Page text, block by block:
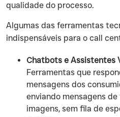
qualidade do processo.
‍Algumas das ferramentas
indispensáveis para o call
Chatbots e Assistentes
Ferramentas que
mensagens dos
enviando mensagens
imagens, sem fila de